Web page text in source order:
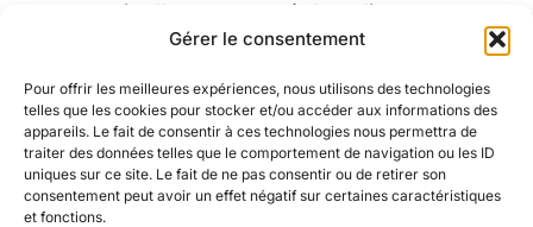
Gérer le consentement
Pour offrir les meilleures expériences, nous utilisons des technologies
telles que les cookies pour stocker et/ou accéder aux informations des
appareils. Le fait de consentir à ces technologies nous permettra de
traiter des données telles que le comportement de navigation ou les ID
uniques sur ce site. Le fait de ne pas consentir ou de retirer son
consentement peut avoir un effet négatif sur certaines caractéristiques
et fonctions.
compagnie d’assurance réglant directement
les prestations juridiques.
Attention toutefois : les conditions d’activation
de cette garantie sont précisément définies
dans les conditions générales du contrat.
Certaines exclusions peuvent s’appliquer